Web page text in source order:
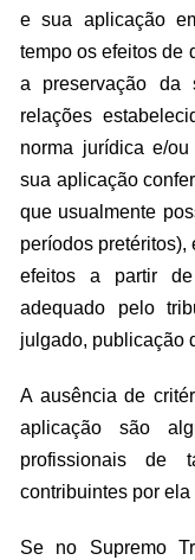
e sua aplicação
tempo os efeitos de
a preservação da
relações
norma jurídica e/
sua aplicação
que usualmente
períodos
efeitos a partir de
adequado pelo
julgado, publicação
A ausência de
aplicação são
profissionais de
contribuintes por ela
Se no Supremo